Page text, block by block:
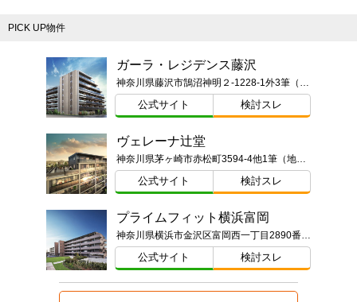
PICK UP物件
ガーラ・レジデンス藤沢
神奈川県藤沢市鵠沼神明２-1228-1外3筆（地番）
公式サイト 検討スレ
ヴェレーナ辻堂
神奈川県茅ヶ崎市赤松町3594-4他1筆（地番）
公式サイト 検討スレ
プライムフィット横浜富岡
神奈川県横浜市金沢区富岡西一丁目2890番121（地番）、68-2（住居表示）
公式サイト 検討スレ